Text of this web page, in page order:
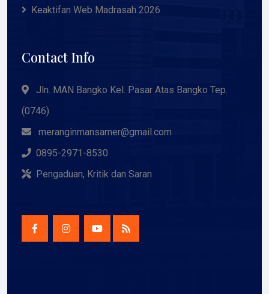
Keaktifan Web Madrasah 2026
Contact Info
Jln. MAN Bangko Kel. Pasar Atas Bangko Tep.
(0746)
meranginmansamer@gmail.com
0895-2971-8530
Pengaduan, Kritik dan Saran